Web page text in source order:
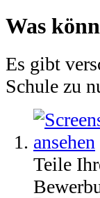
Was
Es gibt
Schule zu
Teile